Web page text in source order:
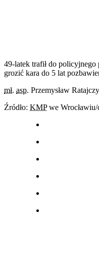
49-latek trafił do policyjnego
grozić kara do 5 lat
mł. asp. Przemysław
Źródło: KMPwe